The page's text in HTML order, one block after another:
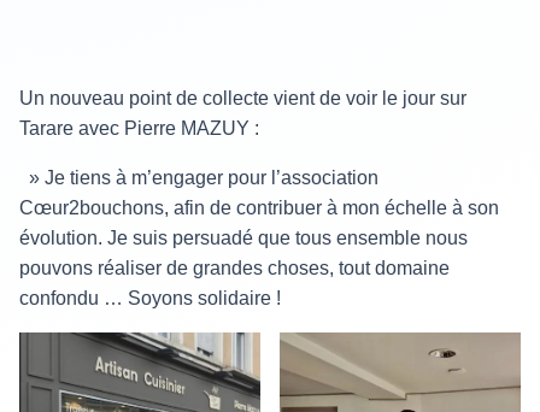
Un nouveau point de collecte vient de voir le jour sur
Tarare avec Pierre MAZUY :
» Je tiens à m’engager pour l’association
Cœur2bouchons, afin de contribuer à mon échelle à son
évolution. Je suis persuadé que tous ensemble nous
pouvons réaliser de grandes choses, tout domaine
confondu … Soyons solidaire !